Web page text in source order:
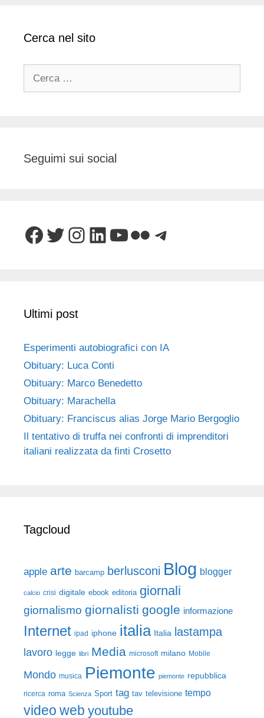
Cerca nel sito
Seguimi sui social
Facebook
Twitter
Instagram
LinkedIn
YouTube
FlickrTelegram
Ultimi post
Esperimenti autobiografici con IA
Obituary: Luca Conti
Obituary: Marco Benedetto
Obituary: Marachella
Obituary: Franciscus alias Jorge Mario Bergoglio
Il tentativo di truffa nei confronti di imprenditori
italiani realizzata da finti Crosetto
Tagcloud
apple arte barcamp berlusconi Blog blogger
calcio crisi digitale ebook editoria giornali
giornalismo giornalisti google informazione
Internet ipad iphone italia Italia lastampa
lavoro legge libri Media microsoft milano Mobile
Mondo musica Piemonte piemonte repubblica
ricerca roma Scienza Sport tag tav televisione tempo
video web youtube